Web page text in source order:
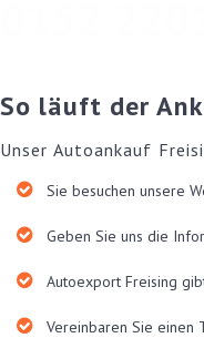
So läuft der
Unser Autoankauf
Sie besuchen unsere
Geben Sie uns die
Autoexport Freising
Vereinbaren Sie einen